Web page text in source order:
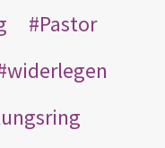
Pastor
widerlegen